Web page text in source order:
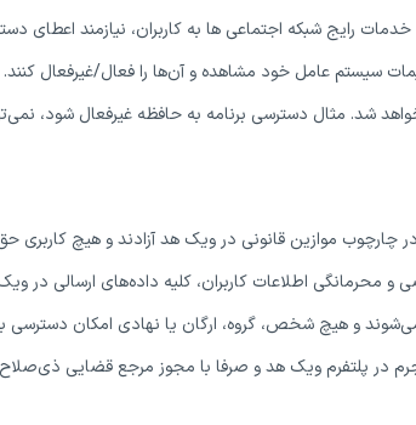
رایج شبکه اجتماعی ها به کاربران، نیازمند اعطای
سیستم عامل خود مشاهده و آن‌ها را فعال/غیرفعال
شد. مثال دسترسی برنامه به حافظه غیرفعال شود،
در چارچوب موازین قانونی در ویک هد آزادند و هیچ
محرمانگی اطلاعات کاربران، کلیه داده‌های ارسالی در
و هیچ شخص، گروه، ارگان یا نهادی امکان دسترسی
در پلتفرم ویک هد و صرفا با مجوز مرجع قضایی